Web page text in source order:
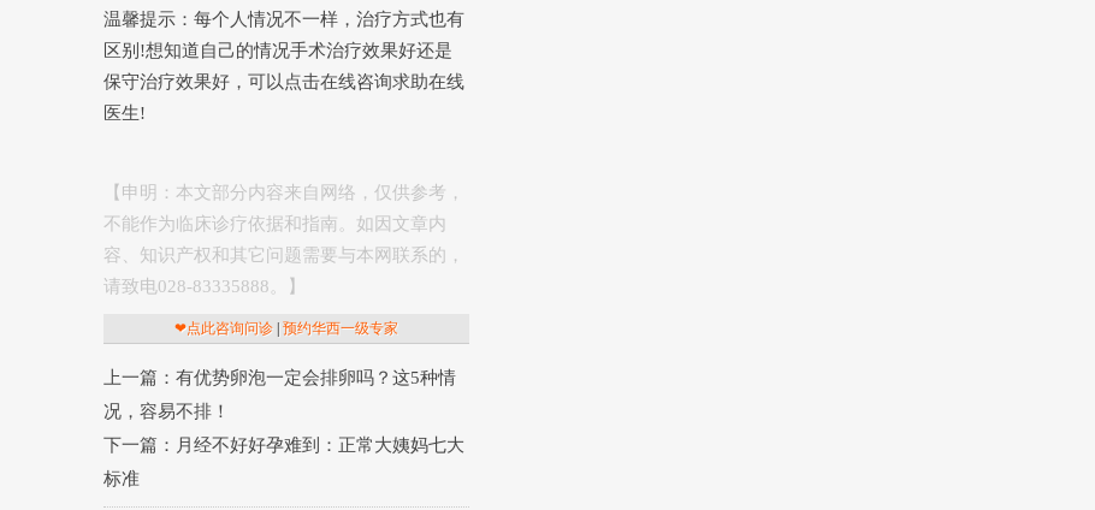
温馨提示：每个人情况不一样，治疗方式也有
区别!想知道自己的情况手术治疗效果好还是
保守治疗效果好，可以点击在线咨询求助在线
医生!
【申明：本文部分内容来自网络，仅供参考，
不能作为临床诊疗依据和指南。如因文章内
容、知识产权和其它问题需要与本网联系的，
请致电028-83335888。】
❤点此咨询问诊 预约华西一级专家
上一篇：有优势卵泡一定会排卵吗？这5种情
况，容易不排！
下一篇：月经不好好孕难到：正常大姨妈七大
标准